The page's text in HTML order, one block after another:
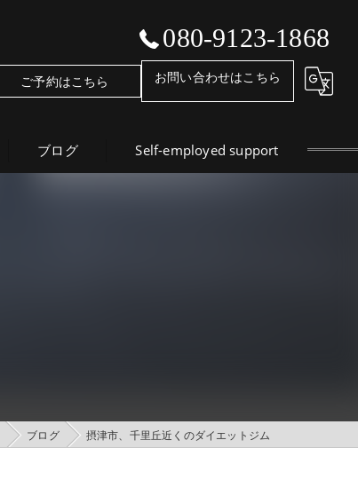
080-9123-1868
ご予約はこちら お問い合わせはこちら
ブログ Self-employed support
ブログ 摂津市、千里丘近くのダイエットジム